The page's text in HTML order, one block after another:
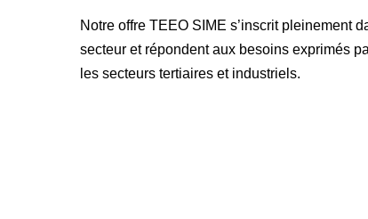
Notre offre TEEO SIME s’inscrit pleinement
secteur et répondent aux besoins exprimés
les secteurs tertiaires et industriels.